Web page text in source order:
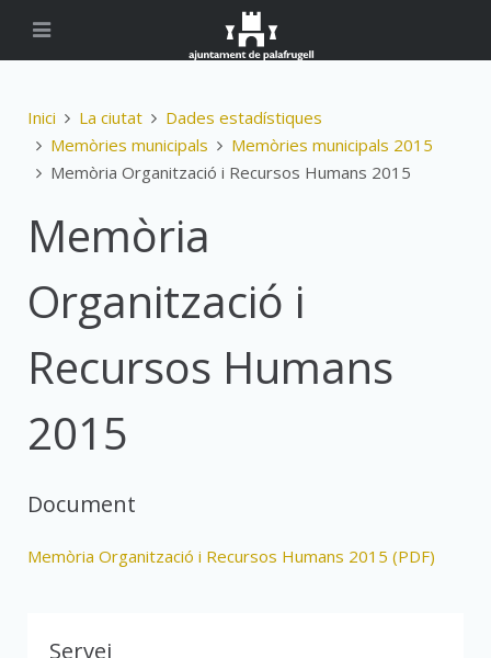
Inici La ciutat
Dades estadístiques
Memòries municipals
Memòries municipals 2015
Memòria Organització i Recursos Humans 2015
Memòria
Organització i
Recursos Humans
2015
Document
Memòria Organització i Recursos Humans 2015 (PDF)
Servei